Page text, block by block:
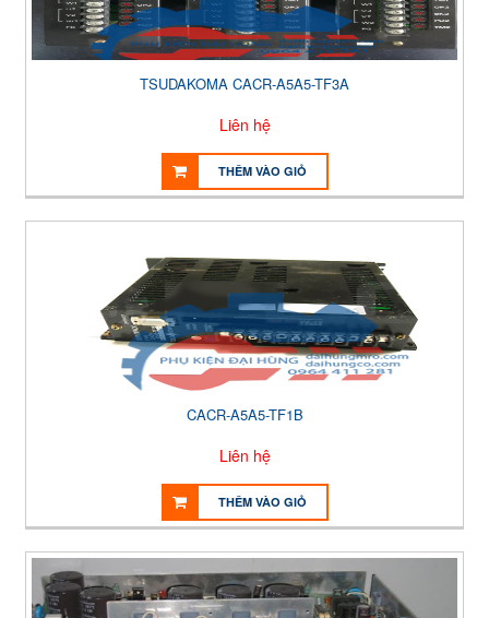
TSUDAKOMA CACR-A5A5-TF3A
Liên hệ
THÊM VÀO GIỎ
CACR-A5A5-TF1B
Liên hệ
THÊM VÀO GIỎ